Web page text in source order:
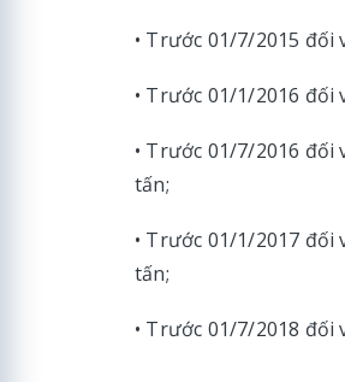
• Trước 01/7/2015 đối
• Trước 01/1/2016
• Trước 01/7/2016
tấn;
• Trước 01/1/2017
tấn;
• Trước 01/7/2018